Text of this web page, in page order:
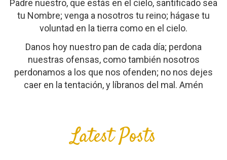
Padre nuestro, que estás en el cielo, santificado sea
tu Nombre; venga a nosotros tu reino; hágase tu
voluntad en la tierra como en el cielo.
Danos hoy nuestro pan de cada día; perdona
nuestras ofensas, como también nosotros
perdonamos a los que nos ofenden; no nos dejes
caer en la tentación, y líbranos del mal. Amén
Latest Posts